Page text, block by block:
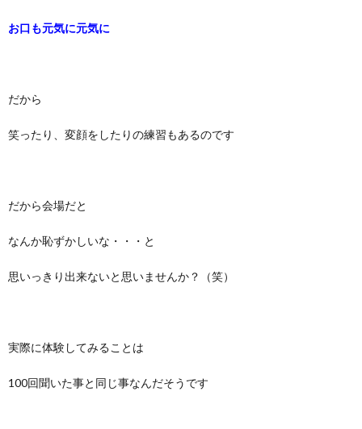
お口も元気に元気に
だから
笑ったり、変顔をしたりの練習もあるのです
だから会場だと
なんか恥ずかしいな・・・と
思いっきり出来ないと思いませんか？（笑）
実際に体験してみることは
100回聞いた事と同じ事なんだそうです